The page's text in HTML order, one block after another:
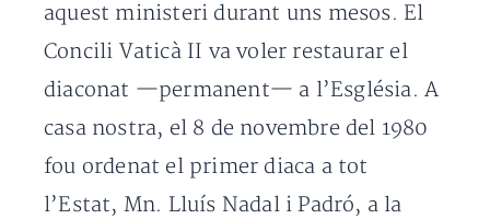
aquest ministeri durant uns mesos. El
Concili Vaticà II va voler restaurar el
diaconat —permanent— a l’Església. A
casa nostra, el 8 de novembre del 1980
fou ordenat el primer diaca a tot
l’Estat, Mn. Lluís Nadal i Padró, a la